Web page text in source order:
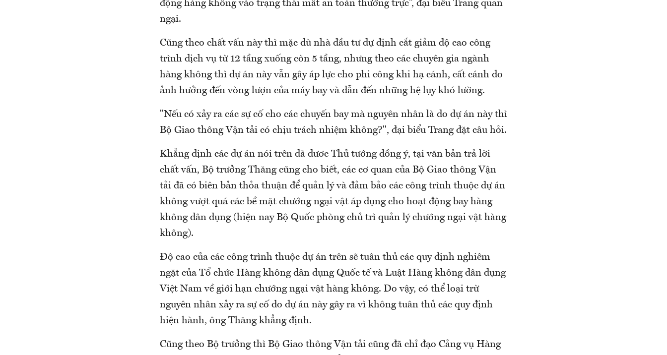
động hàng không vào trạng thái mất an toàn thường trực”, đại biểu Trang quan
ngại.
Cũng theo chất vấn này thì mặc dù nhà đầu tư dự định cắt giảm độ cao công
trình dịch vụ từ 12 tầng xuống còn 5 tầng, nhưng theo các chuyên gia ngành
hàng không thì dự án này vẫn gây áp lực cho phi công khi hạ cánh, cất cánh do
ảnh hưởng đến vòng lượn của máy bay và dẫn đến những hệ lụy khó lường.
"Nếu có xảy ra các sự cố cho các chuyến bay mà nguyên nhân là do dự án này thì
Bộ Giao thông Vận tải có chịu trách nhiệm không?", đại biểu Trang đặt câu hỏi.
Khẳng định các dự án nói trên đã đươc Thủ tướng đồng ý, tại văn bản trả lời
chất vấn, Bộ trưởng Thăng cũng cho biết, các cơ quan của Bộ Giao thông Vận
tải đã có biên bản thỏa thuận để quản lý và đảm bảo các công trình thuộc dự án
không vượt quá các bề mặt chướng ngại vật áp dụng cho hoạt động bay hàng
không dân dụng (hiện nay Bộ Quốc phòng chủ trì quản lý chướng ngại vật hàng
không).
Độ cao của các công trình thuộc dự án trên sẽ tuân thủ các quy định nghiêm
ngặt của Tổ chức Hàng không dân dụng Quốc tế và Luật Hàng không dân dụng
Việt Nam về giới hạn chướng ngại vật hàng không. Do vậy, có thể loại trừ
nguyên nhân xảy ra sự cố do dự án này gây ra vì không tuân thủ các quy định
hiện hành, ông Thăng khẳng định.
Cũng theo Bộ trưởng thì Bộ Giao thông Vận tải cũng đã chỉ đạo Cảng vụ Hàng